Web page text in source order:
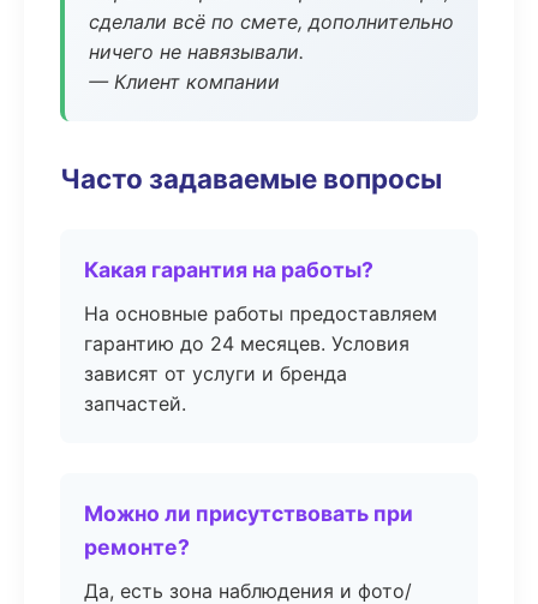
сделали всё по смете, дополнительно
ничего не навязывали.
— Клиент компании
Часто задаваемые вопросы
Какая гарантия на работы?
На основные работы предоставляем
гарантию до 24 месяцев. Условия
зависят от услуги и бренда
запчастей.
Можно ли присутствовать при
ремонте?
Да, есть зона наблюдения и фото/